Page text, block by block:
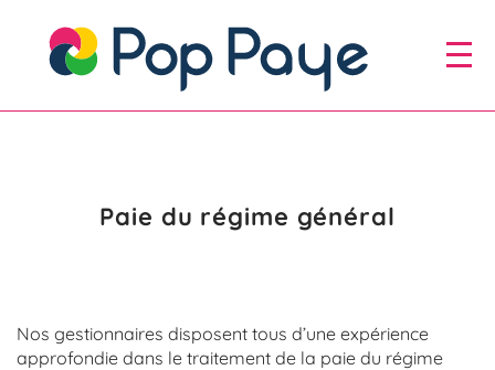
Aller
au
menu
Aller au
contenu
Paie du régime général
Nos gestionnaires disposent tous d’une expérience
approfondie dans le traitement de la paie du régime